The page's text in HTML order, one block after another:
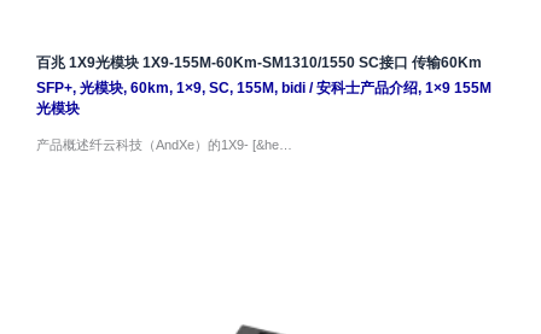
百兆 1X9光模块 1X9-155M-60Km-SM1310/1550 SC接口 传输60Km
SFP+, 光模块, 60km, 1×9, SC, 155M, bidi/安科士产品介绍, 1×9 155M
光模块
产品概述纤云科技（AndXe）的1X9- [&he…